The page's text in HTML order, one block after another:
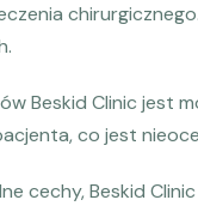
Beskid Clinic jest
co jest
cechy, Beskid